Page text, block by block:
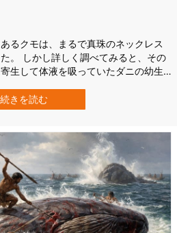
るクモは、まるで真珠のネックレス
。 しかし詳しく調べてみると、その
生して体液を吸っていたダニの幼生
）の研究者たちです。 彼らは、ブラ
たクモ寄生性のダニを、新種として
続きを読む